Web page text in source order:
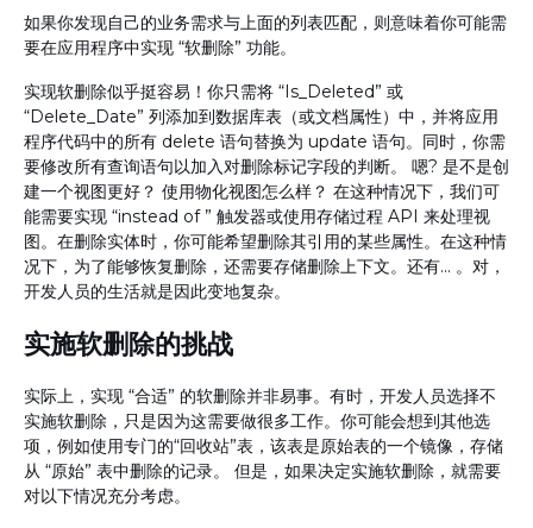
如果你发现自己的业务需求与上面的列表匹配，则意味着你可能需
要在应用程序中实现 “软删除” 功能。
实现软删除似乎挺容易！你只需将 “Is_Deleted” 或
“Delete_Date” 列添加到数据库表（或文档属性）中，并将应用
程序代码中的所有 delete 语句替换为 update 语句。同时，你需
要修改所有查询语句以加入对删除标记字段的判断。 嗯? 是不是创
建一个视图更好？ 使用物化视图怎么样？ 在这种情况下，我们可
能需要实现 “instead of ” 触发器或使用存储过程 API 来处理视
图。在删除实体时，你可能希望删除其引用的某些属性。在这种情
况下，为了能够恢复删除，还需要存储删除上下文。还有... 。对，
开发人员的生活就是因此变地复杂。
实施软删除的挑战
实际上，实现 “合适” 的软删除并非易事。有时，开发人员选择不
实施软删除，只是因为这需要做很多工作。你可能会想到其他选
项，例如使用专门的“回收站”表，该表是原始表的一个镜像，存储
从 “原始” 表中删除的记录。 但是，如果决定实施软删除，就需要
对以下情况充分考虑。